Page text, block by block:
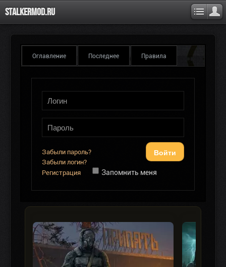
Stalkermod.ru
Оглавление Последнее Правила
Войти
Забыли пароль?
Забыли логин?
Регистрация
Запомнить меня